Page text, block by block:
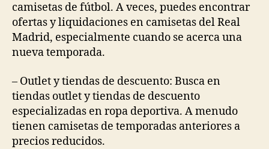
camisetas de fútbol. A veces, puedes encontrar
ofertas y liquidaciones en camisetas del Real
Madrid, especialmente cuando se acerca una
nueva temporada.
– Outlet y tiendas de descuento: Busca en
tiendas outlet y tiendas de descuento
especializadas en ropa deportiva. A menudo
tienen camisetas de temporadas anteriores a
precios reducidos.